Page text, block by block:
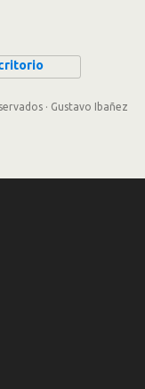
· Gustavo Ibañez